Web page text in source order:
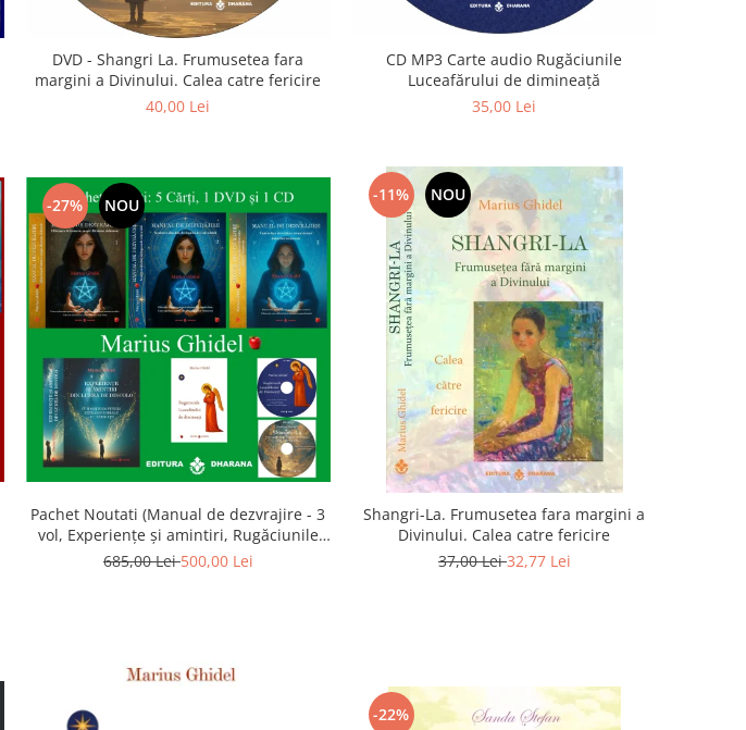
DVD - Shangri La. Frumusetea fara
margini a Divinului. Calea catre fericire
40,00 Lei
CD MP3 Carte audio Rugăciunile
Luceafărului de dimineață
35,00 Lei
-27% NOU
Pachet Noutati (Manual de dezvrajire - 3
vol, Experiențe și amintiri, Rugăciunile
Luceafarului de dimineata) - Marius
685,00 Lei500,00 Lei
-11% NOU
Shangri-La. Frumusetea fara margini a
Divinului. Calea catre fericire
37,00 Lei32,77 Lei
-22%